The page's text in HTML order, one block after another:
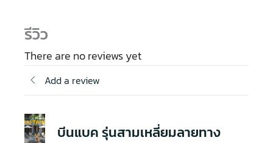
รีวิว
There are no reviews yet
Add a review
บีนแบค รุ่นสามเหลี่ยมลายทาง